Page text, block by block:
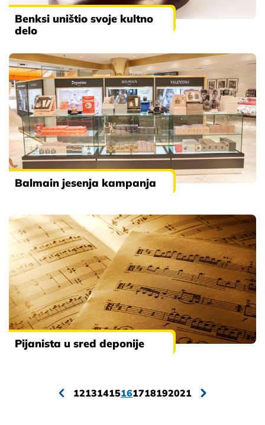
Benksi uništio svoje kultno
delo
Balmain jesenja kampanja
Pijanista u sred deponije
12131415161718192021